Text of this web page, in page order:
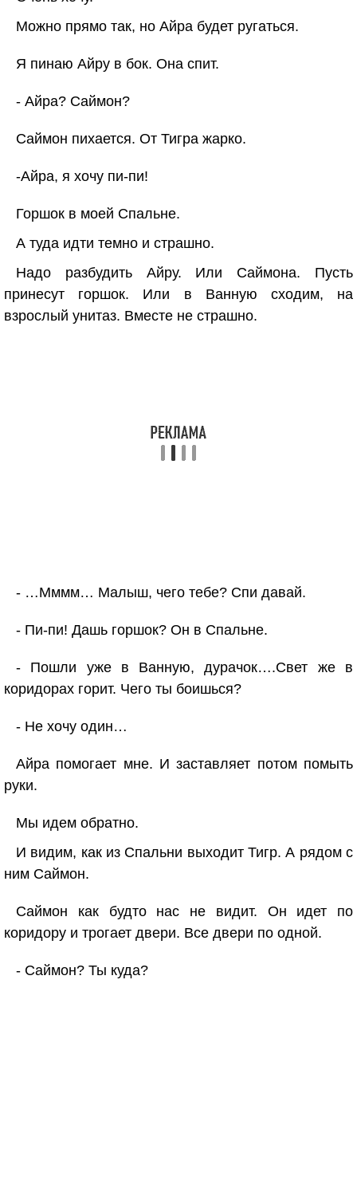
Можно прямо так, но Айра будет ругаться.
Я пинаю Айру в бок. Она спит.
- Айра? Саймон?
Саймон пихается. От Тигра жарко.
-Айра, я хочу пи-пи!
Горшок в моей Спальне.
А туда идти темно и страшно.
Надо разбудить Айру. Или Саймона. Пусть
принесут горшок. Или в Ванную сходим, на
взрослый унитаз. Вместе не страшно.
- …Мммм… Малыш, чего тебе? Спи давай.
- Пи-пи! Дашь горшок? Он в Спальне.
- Пошли уже в Ванную, дурачок….Свет же в
коридорах горит. Чего ты боишься?
- Не хочу один…
Айра помогает мне. И заставляет потом помыть
руки.
Мы идем обратно.
И видим, как из Спальни выходит Тигр. А рядом с
ним Саймон.
Саймон как будто нас не видит. Он идет по
коридору и трогает двери. Все двери по одной.
- Саймон? Ты куда?